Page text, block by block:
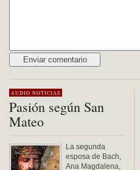
AUDIO NOTICIAS
Pasión según San
Mateo
La segunda
esposa de Bach,
Ana Magdalena,